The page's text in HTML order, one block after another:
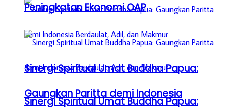
Sinergi Spiritual Umat Buddha Papua:
Gaungkan Paritta demi Indonesia
Peningkatan Ekonomi OAP
Sinergi Spiritual Umat Buddha Papua: